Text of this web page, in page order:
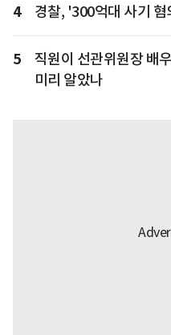
4 경찰, '300억대 사기
5
직원이 선관위원장 배
미리 알았나